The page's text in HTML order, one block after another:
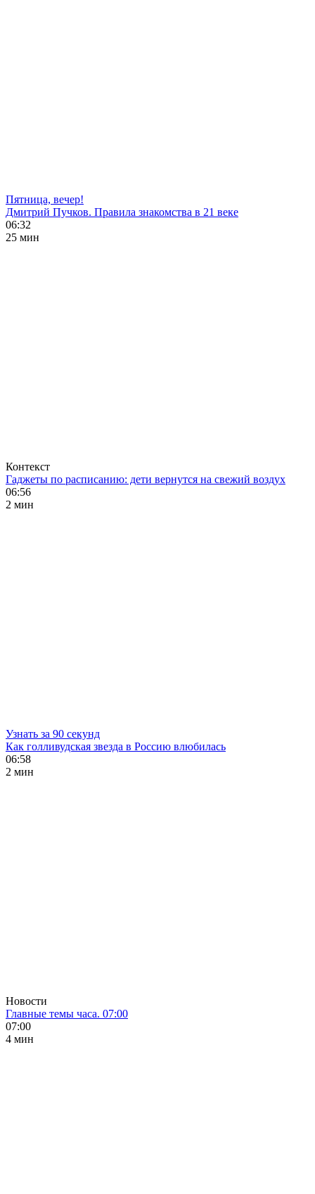
Пятница, вечер!
Дмитрий Пучков. Правила знакомства в 21 веке
06:32
25 мин
Контекст
Гаджеты по расписанию: дети вернутся на свежий воздух
06:56
2 мин
Узнать за 90 секунд
Как голливудская звезда в Россию влюбилась
06:58
2 мин
Новости
Главные темы часа. 07:00
07:00
4 мин